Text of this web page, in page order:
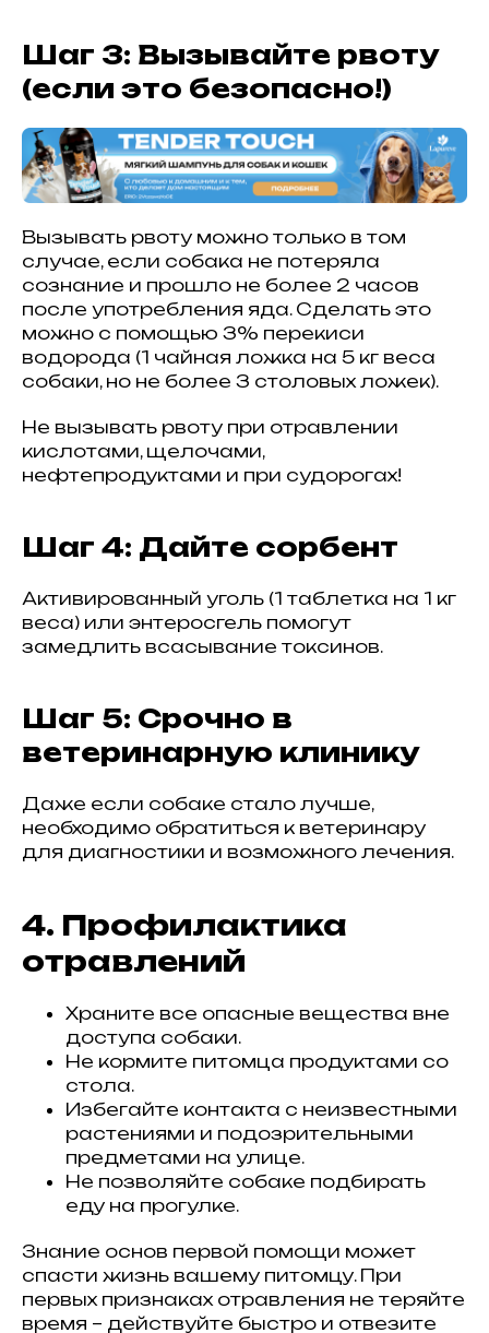
Шаг 3: Вызывайте рвоту
(если это безопасно!)
Вызывать рвоту можно только в том
случае, если собака не потеряла
сознание и прошло не более 2 часов
после употребления яда. Сделать это
можно с помощью 3% перекиси
водорода (1 чайная ложка на 5 кг веса
собаки, но не более 3 столовых ложек).
Не вызывать рвоту при отравлении
кислотами, щелочами,
нефтепродуктами и при судорогах!
Шаг 4: Дайте сорбент
Активированный уголь (1 таблетка на 1 кг
веса) или энтеросгель помогут
замедлить всасывание токсинов.
Шаг 5: Срочно в
ветеринарную клинику
Даже если собаке стало лучше,
необходимо обратиться к ветеринару
для диагностики и возможного лечения.
4. Профилактика
отравлений
Храните все опасные вещества вне
доступа собаки.
Не кормите питомца продуктами со
стола.
Избегайте контакта с неизвестными
растениями и подозрительными
предметами на улице.
Не позволяйте собаке подбирать
еду на прогулке.
Знание основ первой помощи может
спасти жизнь вашему питомцу. При
первых признаках отравления не теряйте
время – действуйте быстро и отвезите